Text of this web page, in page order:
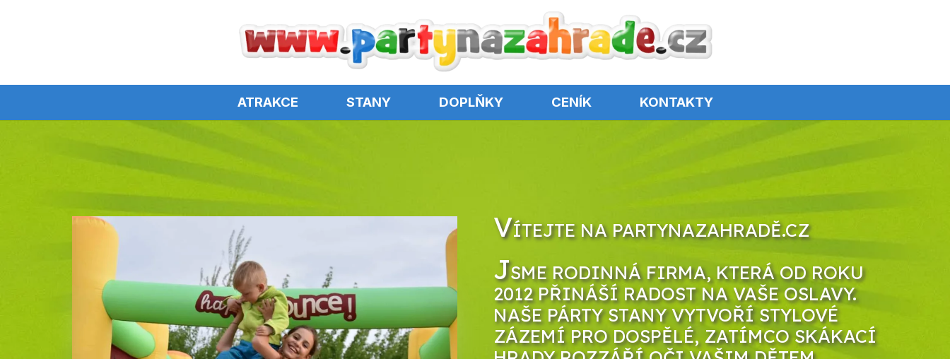
ATRAKCE STANY DOPLŇKY CENÍK KONTAKTY
VÍTEJTE NA PARTYNAZAHRADĚ.CZ
JSME RODINNÁ FIRMA, KTERÁ OD ROKU
2012 PŘINÁŠÍ RADOST NA VAŠE OSLAVY.
NAŠE PÁRTY STANY VYTVOŘÍ STYLOVÉ
ZÁZEMÍ PRO DOSPĚLÉ, ZATÍMCO SKÁKACÍ